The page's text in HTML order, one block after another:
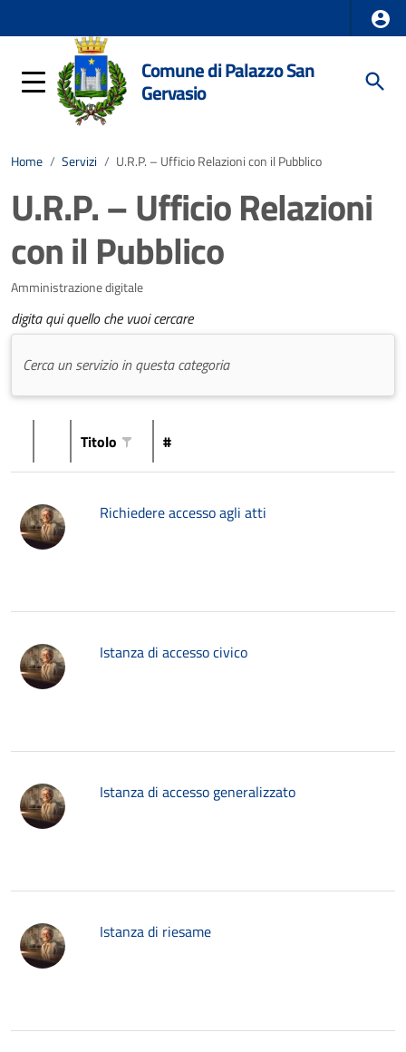
Comune di Palazzo San
Gervasio
Home / Servizi / U.R.P. – Ufficio Relazioni con il Pubblico
U.R.P. – Ufficio Relazioni
con il Pubblico
Amministrazione digitale
digita qui quello che vuoi cercare
Titolo #
Richiedere accesso agli atti
Istanza di accesso civico
Istanza di accesso generalizzato
Istanza di riesame